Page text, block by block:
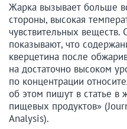
Жарка вызывает больше
стороны, высокая
чувствительных веществ.
показывают, что
кверцетина после
на достаточно высоком
по концентрации
об этом пишут в статье в
пищевых продуктов»
Analysis).